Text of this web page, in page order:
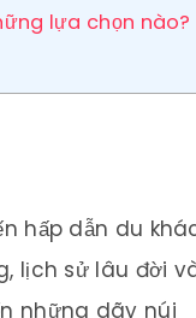
lựa chọn nào?
hấp dẫn du
lịch sử lâu đời
những dãy núi